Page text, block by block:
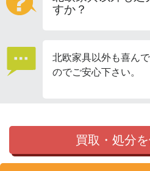
すか？
北欧家具以外も喜ん
のでご安心下さい。
買取・処分